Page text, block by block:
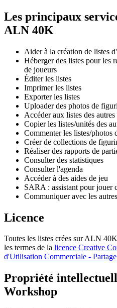
Les principaux
ALN 40K
Aider à la création de listes
Héberger des listes pour les
de joueurs
Éditer les listes
Imprimer les listes
Exporter les listes
Uploader des photos de
Accéder aux listes des autres
Copier les listes/unités des
Commenter les listes/photos
Créer de collections de
Réaliser des rapports de
Consulter des statistiques
Consulter l'agenda
Accéder à des aides de jeu
SARA : assistant pour jouer
Communiquer avec les
Licence
Toutes les listes crées sur ALN 40K
les termes de la licence Creative
d'Utilisation Commerciale -
Propriété
Workshop